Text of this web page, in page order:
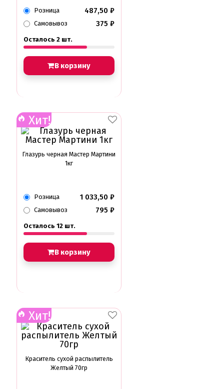
Розница 487,50 ₽
Самовывоз 375 ₽
Осталось 2 шт.
В корзину
Хит!
Глазурь черная Мастер Мартини
1кг
Розница 1 033,50 ₽
Самовывоз 795 ₽
Осталось 12 шт.
В корзину
Хит!
Краситель сухой распылитель
Желтый 70гр